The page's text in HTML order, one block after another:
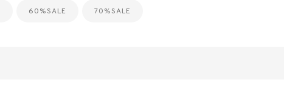
60%SALE 70%SALE